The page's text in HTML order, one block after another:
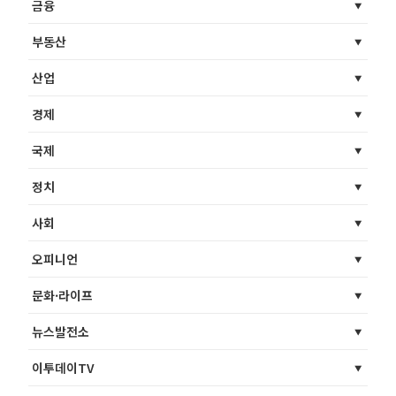
금융
부동산
산업
경제
국제
정치
사회
오피니언
문화·라이프
뉴스발전소
이투데이TV